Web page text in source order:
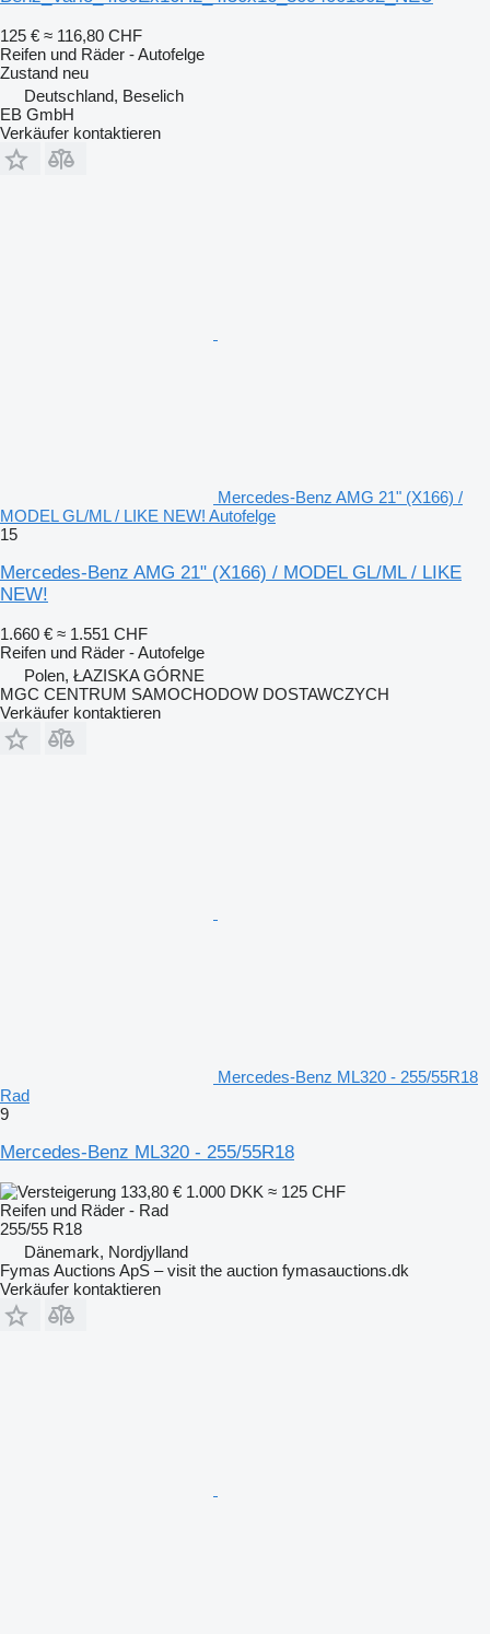
125 € ≈ 116,80 CHF
Reifen und Räder - Autofelge
Zustand neu
Deutschland, Beselich
EB GmbH
Verkäufer kontaktieren
Mercedes-Benz AMG 21" (X166) /
MODEL GL/ML / LIKE NEW! Autofelge
15
Mercedes-Benz AMG 21" (X166) / MODEL GL/ML / LIKE
NEW!
1.660 € ≈ 1.551 CHF
Reifen und Räder - Autofelge
Polen, ŁAZISKA GÓRNE
MGC CENTRUM SAMOCHODOW DOSTAWCZYCH
Verkäufer kontaktieren
Mercedes-Benz ML320 - 255/55R18
Rad
9
Mercedes-Benz ML320 - 255/55R18
133,80 € 1.000 DKK ≈ 125 CHF
Reifen und Räder - Rad
255/55 R18
Dänemark, Nordjylland
Fymas Auctions ApS – visit the auction fymasauctions.dk
Verkäufer kontaktieren